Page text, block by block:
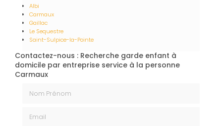
Albi
Carmaux
Gaillac
Le Sequestre
Saint-Sulpice-la-Pointe
Contactez-nous : Recherche garde enfant à
domicile par entreprise service à la personne
Carmaux